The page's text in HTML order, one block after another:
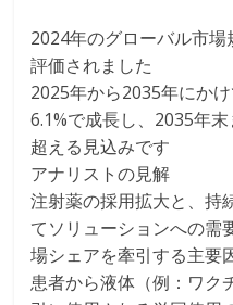
2024年のグローバル市場
評価されました
2025年から2035年にかけ
6.1%で成長し、2035年
超える見込みです
アナリストの見解
注射薬の採用拡大と、持
てソリューションへの需
場シェアを牽引する主要
患者から液体（例：ワク